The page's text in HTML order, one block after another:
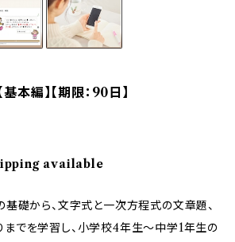
本編】【期限：90日】
available
基礎から、文字式と一次方程式の文章題、
までを学習し、小学校4年生～中学1年生の